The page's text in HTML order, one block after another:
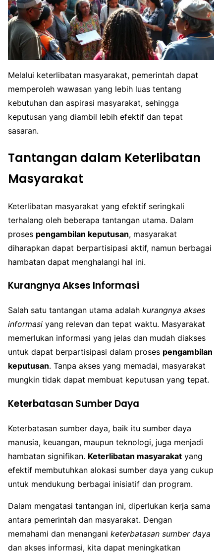
Melalui keterlibatan masyarakat, pemerintah dapat
memperoleh wawasan yang lebih luas tentang
kebutuhan dan aspirasi masyarakat, sehingga
keputusan yang diambil lebih efektif dan tepat
sasaran.
Tantangan dalam Keterlibatan
Masyarakat
Keterlibatan masyarakat yang efektif seringkali
terhalang oleh beberapa tantangan utama. Dalam
proses pengambilan keputusan, masyarakat
diharapkan dapat berpartisipasi aktif, namun berbagai
hambatan dapat menghalangi hal ini.
Kurangnya Akses Informasi
Salah satu tantangan utama adalah kurangnya akses
informasi yang relevan dan tepat waktu. Masyarakat
memerlukan informasi yang jelas dan mudah diakses
untuk dapat berpartisipasi dalam proses pengambilan
keputusan. Tanpa akses yang memadai, masyarakat
mungkin tidak dapat membuat keputusan yang tepat.
Keterbatasan Sumber Daya
Keterbatasan sumber daya, baik itu sumber daya
manusia, keuangan, maupun teknologi, juga menjadi
hambatan signifikan. Keterlibatan masyarakat yang
efektif membutuhkan alokasi sumber daya yang cukup
untuk mendukung berbagai inisiatif dan program.
Dalam mengatasi tantangan ini, diperlukan kerja sama
antara pemerintah dan masyarakat. Dengan
memahami dan menangani keterbatasan sumber daya
dan akses informasi, kita dapat meningkatkan